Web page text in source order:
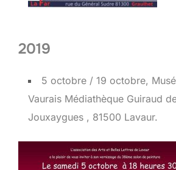
2019
5 octobre / 19 octobre,
Vaurais Médiathèque Guiraud
Jouxaygues , 81500 Lavaur.